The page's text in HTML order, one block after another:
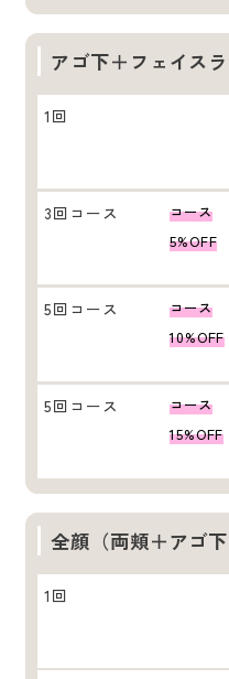
アゴ下＋フェイス
1回
3回コース
コース
5%OFF
5回コース
コース
10%OFF
5回コース
コース
15%OFF
全顔（両頬＋アゴ
1回